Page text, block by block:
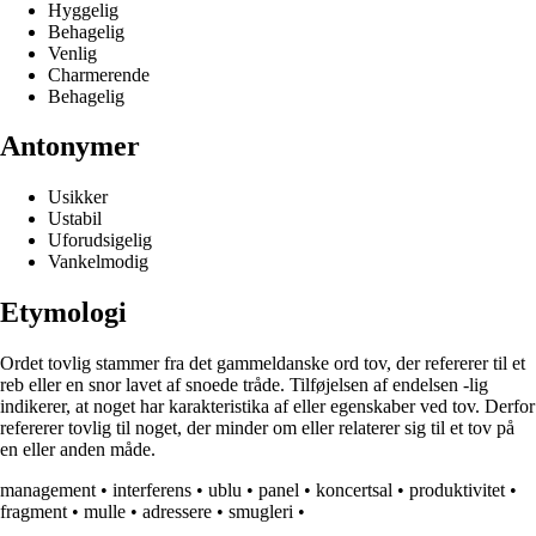
Hyggelig
Behagelig
Venlig
Charmerende
Behagelig
Antonymer
Usikker
Ustabil
Uforudsigelig
Vankelmodig
Etymologi
Ordet tovlig stammer fra det gammeldanske ord tov, der refererer til et
reb eller en snor lavet af snoede tråde. Tilføjelsen af endelsen -lig
indikerer, at noget har karakteristika af eller egenskaber ved tov. Derfor
refererer tovlig til noget, der minder om eller relaterer sig til et tov på
en eller anden måde.
management • interferens • ublu • panel • koncertsal • produktivitet •
fragment • mulle • adressere • smugleri •